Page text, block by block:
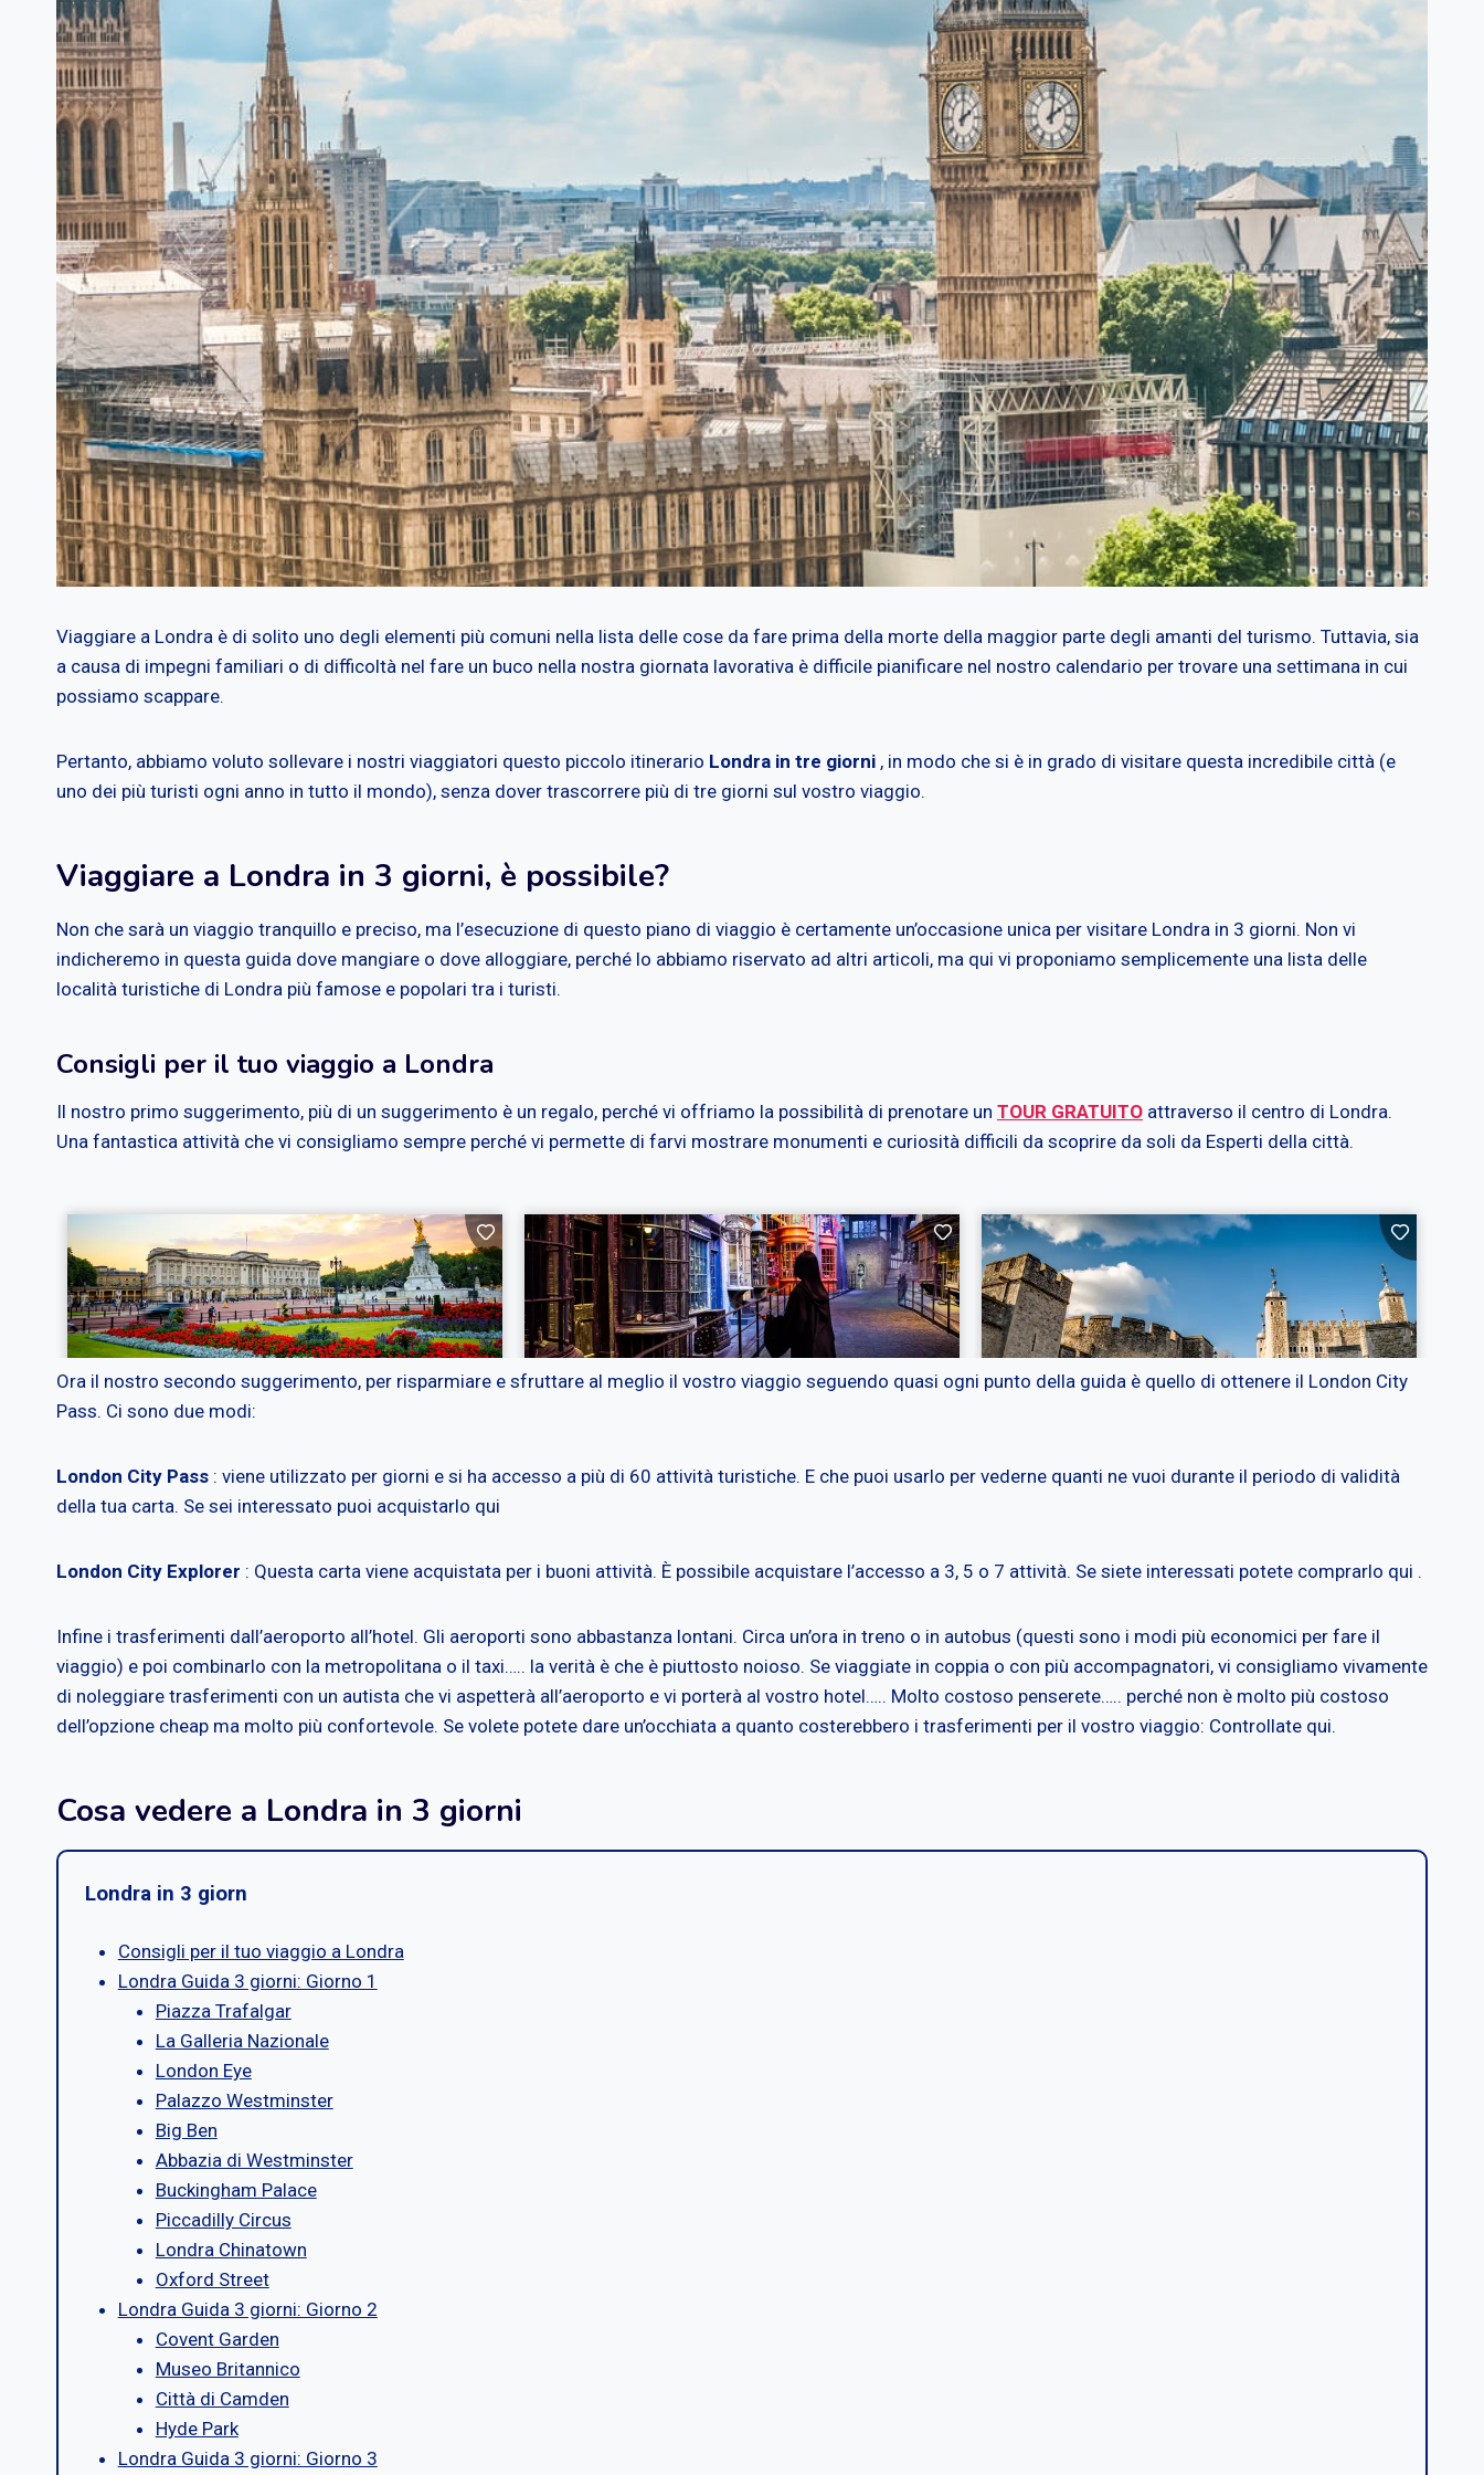
Viaggiare a Londra è di solito uno degli elementi più comuni nella lista delle cose da fare prima della morte della maggior parte degli amanti del turismo. Tuttavia, sia
a causa di impegni familiari o di difficoltà nel fare un buco nella nostra giornata lavorativa è difficile pianificare nel nostro calendario per trovare una settimana in cui
possiamo scappare.
Pertanto, abbiamo voluto sollevare i nostri viaggiatori questo piccolo itinerario Londra in tre giorni , in modo che si è in grado di visitare questa incredibile città (e
uno dei più turisti ogni anno in tutto il mondo), senza dover trascorrere più di tre giorni sul vostro viaggio.
Viaggiare a Londra in 3 giorni, è possibile?
Non che sarà un viaggio tranquillo e preciso, ma l’esecuzione di questo piano di viaggio è certamente un’occasione unica per visitare Londra in 3 giorni. Non vi
indicheremo in questa guida dove mangiare o dove alloggiare, perché lo abbiamo riservato ad altri articoli, ma qui vi proponiamo semplicemente una lista delle
località turistiche di Londra più famose e popolari tra i turisti.
Consigli per il tuo viaggio a Londra
Il nostro primo suggerimento, più di un suggerimento è un regalo, perché vi offriamo la possibilità di prenotare un TOUR GRATUITO attraverso il centro di Londra.
Una fantastica attività che vi consigliamo sempre perché vi permette di farvi mostrare monumenti e curiosità difficili da scoprire da soli da Esperti della città.
Ora il nostro secondo suggerimento, per risparmiare e sfruttare al meglio il vostro viaggio seguendo quasi ogni punto della guida è quello di ottenere il London City
Pass. Ci sono due modi:
London City Pass : viene utilizzato per giorni e si ha accesso a più di 60 attività turistiche. E che puoi usarlo per vederne quanti ne vuoi durante il periodo di validità
della tua carta. Se sei interessato puoi acquistarlo qui
London City Explorer : Questa carta viene acquistata per i buoni attività. È possibile acquistare l’accesso a 3, 5 o 7 attività. Se siete interessati potete comprarlo qui .
Infine i trasferimenti dall’aeroporto all’hotel. Gli aeroporti sono abbastanza lontani. Circa un’ora in treno o in autobus (questi sono i modi più economici per fare il
viaggio) e poi combinarlo con la metropolitana o il taxi….. la verità è che è piuttosto noioso. Se viaggiate in coppia o con più accompagnatori, vi consigliamo vivamente
di noleggiare trasferimenti con un autista che vi aspetterà all’aeroporto e vi porterà al vostro hotel….. Molto costoso penserete….. perché non è molto più costoso
dell’opzione cheap ma molto più confortevole. Se volete potete dare un’occhiata a quanto costerebbero i trasferimenti per il vostro viaggio: Controllate qui.
Cosa vedere a Londra in 3 giorni
Londra in 3 giorn
Consigli per il tuo viaggio a Londra
Londra Guida 3 giorni: Giorno 1
Piazza Trafalgar
La Galleria Nazionale
London Eye
Palazzo Westminster
Big Ben
Abbazia di Westminster
Buckingham Palace
Piccadilly Circus
Londra Chinatown
Oxford Street
Londra Guida 3 giorni: Giorno 2
Covent Garden
Museo Britannico
Città di Camden
Hyde Park
Londra Guida 3 giorni: Giorno 3